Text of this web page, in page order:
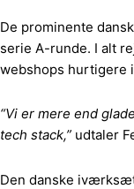
De prominente
serie A-runde. I alt
webshops hurtigere
“Vi er mere end
tech stack,” udtaler
Den danske